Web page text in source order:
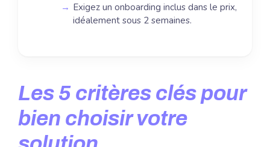
Exigez un onboarding inclus dans le prix,
idéalement sous 2 semaines.
Les 5 critères clés pour
bien choisir votre